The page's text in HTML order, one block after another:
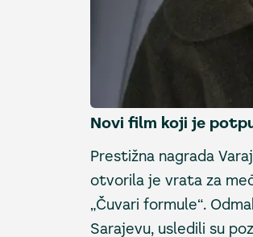
Novi film koji je
Prestižna nagrada
otvorila je vrata za
„Čuvari formule“.
Sarajevu, usledili su